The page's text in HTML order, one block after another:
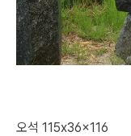
오석 115x36x116